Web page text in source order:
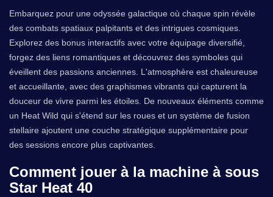
Embarquez pour une odyssée galactique où chaque spin révèle
des combats spatiaux palpitants et des intrigues cosmiques.
Explorez des bonus interactifs avec votre équipage diversifié,
forgez des liens romantiques et découvrez des symboles qui
éveillent des passions anciennes. L'atmosphère est chaleureuse
et accueillante, avec des graphismes vibrants qui capturent la
douceur de vivre parmi les étoiles. De nouveaux éléments comme
un Heat Wild qui s'étend sur les roues et un système de fusion
stellaire ajoutent une couche stratégique supplémentaire pour
des sessions encore plus captivantes.
Comment jouer à la machine à sous
Star Heat 40